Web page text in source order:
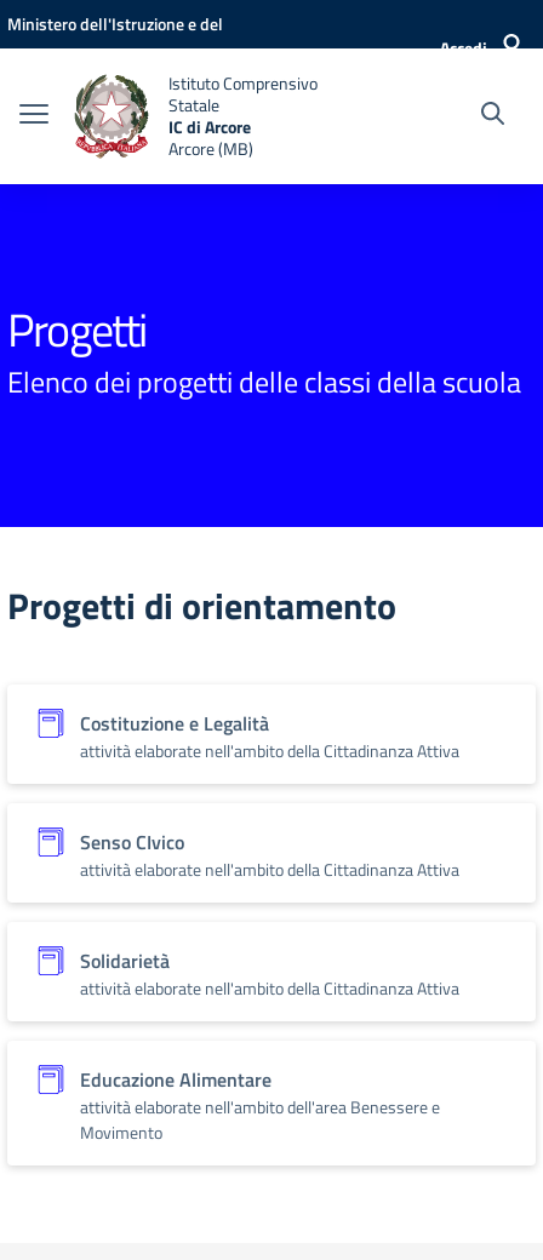
Vai ai contenuti
Vai al menu di navigazione
Vai al footer
Ministero dell'Istruzione e del
Accedi
Istituto Comprensivo
Statale
IC di Arcore
Arcore (MB)
Progetti
Elenco dei progetti delle classi della scuola
Progetti di orientamento
Costituzione e Legalità
attività elaborate nell'ambito della Cittadinanza Attiva
Senso CIvico
attività elaborate nell'ambito della Cittadinanza Attiva
Solidarietà
attività elaborate nell'ambito della Cittadinanza Attiva
Educazione Alimentare
attività elaborate nell'ambito dell'area Benessere e
Movimento